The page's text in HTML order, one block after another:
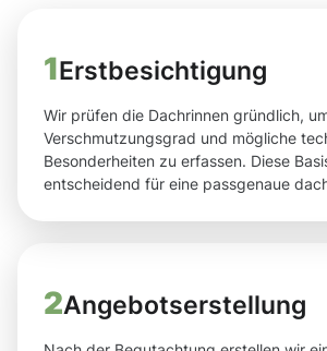
1Erstbesichtigung
Wir prüfen die Dachrinnen gründlich,
Verschmutzungsgrad und mögliche
Besonderheiten zu erfassen. Diese
entscheidend für eine passgenaue
2Angebotserstellung